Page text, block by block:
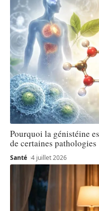
Pourquoi la génistéine
de certaines pathologies
Santé 4 juillet 2026